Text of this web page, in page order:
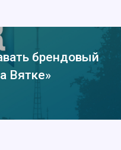
брендовый
Вятке»